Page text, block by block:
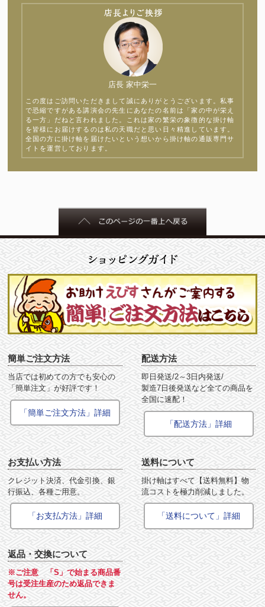
店長 家中栄一
この度はご訪問いただきまして誠にありがとうございます。私事
で恐縮ですがある講演会の先生にあなたの名前は「家の中が栄え
る一方」だねと言われました。これは家の繁栄の象徴的な掛け軸
を皆様にお届けするのは私の天職だと思い日々精進しています。
全国の方に掛け軸を届けたいという想いから掛け軸の通販専門サ
イトを運営しております。
簡単ご注文方法
当店では初めての方でも安心の
「簡単注文」が好評です！
「簡単ご注文方法」詳細
配送方法
即日発送/2～3日内発送/
製造7日後発送など全ての商品を
全国に速配！
「配送方法」詳細
お支払い方法
クレジット決済、代金引換、銀
行振込、各種ご用意。
「お支払方法」詳細
送料について
掛け軸はすべて【送料無料】物
流コストを極力削減しました。
「送料について」詳細
返品・交換について
※ご注意 「S」で始まる商品番
号は受注生産のため返品できま
せん。